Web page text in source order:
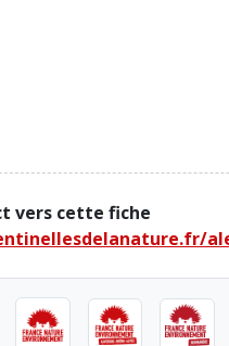
vers cette fiche